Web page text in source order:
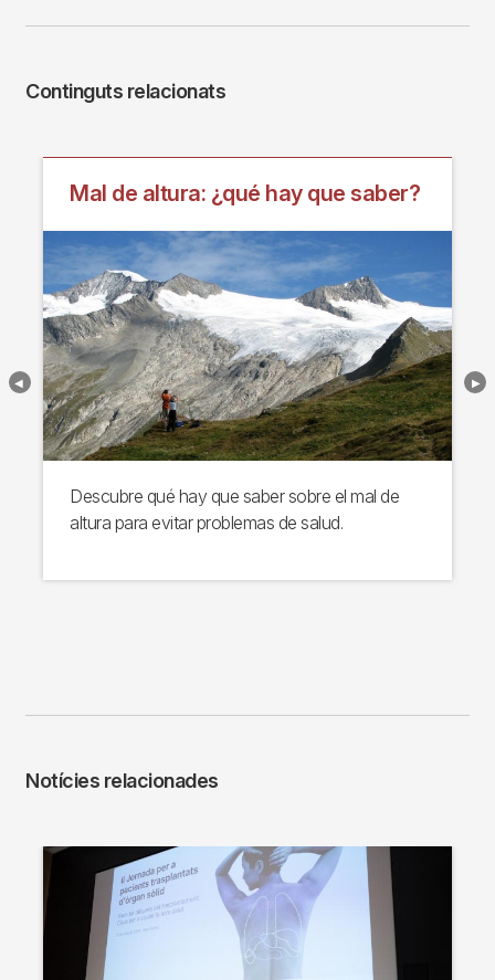
Continguts relacionats
Mal de altura: ¿qué hay que saber?
Descubre qué hay que saber sobre el mal de
altura para evitar problemas de salud.
Notícies relacionades